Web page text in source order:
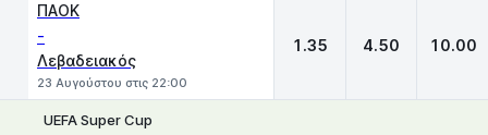
ΠΑΟΚ
-
Λεβαδειακός
23 Αυγούστου στις 22:00
1.35 4.50 10.00
UEFA Super Cup